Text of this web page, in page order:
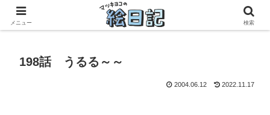
滋賀に移住した50代元主婦、フリーランス×パートの毎日
198話 うるる～～
2004.06.12 2022.11.17
メニュー 検索